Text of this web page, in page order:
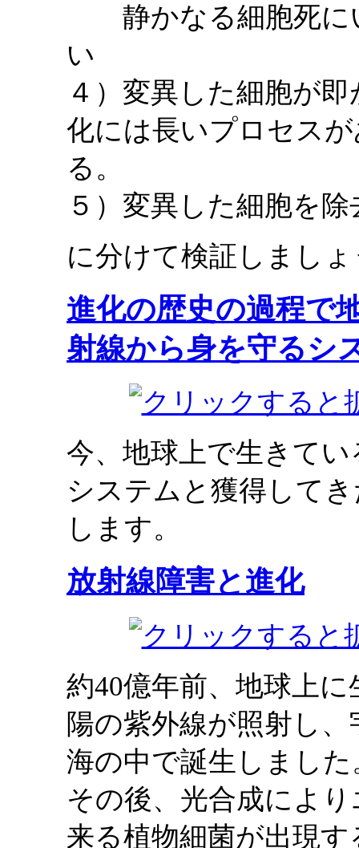
静かなる細胞死に
い
４）変異した細胞が
化には長いプロセス
る。
５）変異した細胞を
に分けて検証しまし
進化の歴史の過程で
射線から身を守るシ
今、地球上で生きて
システムと獲得して
します。
放射線障害と進化
約40億年前、地球上
陽の紫外線が照射し
海の中で誕生しました
その後、光合成によ
来る植物細菌が出現